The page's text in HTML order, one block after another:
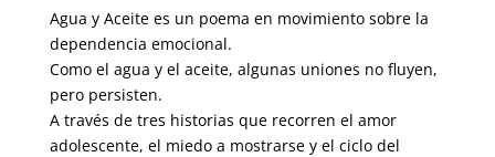
Agua y Aceite es un poema en movimiento sobre la
dependencia emocional.
Como el agua y el aceite, algunas uniones no fluyen,
pero persisten.
A través de tres historias que recorren el amor
adolescente, el miedo a mostrarse y el ciclo del